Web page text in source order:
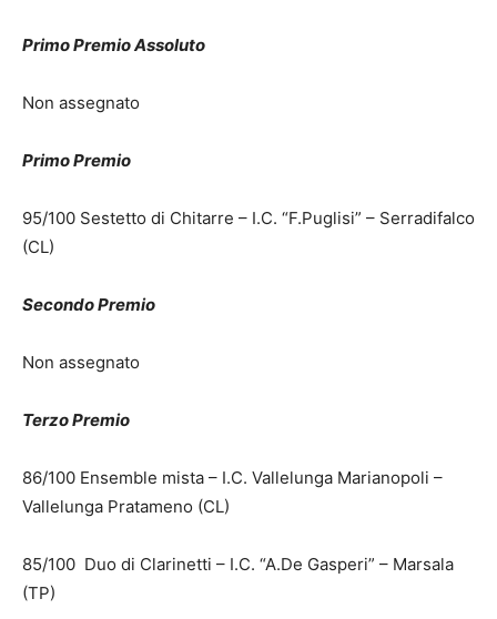
Primo Premio Assoluto
Non assegnato
Primo Premio
95/100 Sestetto di Chitarre – I.C. “F.Puglisi” – Serradifalco
(CL)
Secondo Premio
Non assegnato
Terzo Premio
86/100 Ensemble mista – I.C. Vallelunga Marianopoli –
Vallelunga Pratameno (CL)
85/100 Duo di Clarinetti – I.C. “A.De Gasperi” – Marsala
(TP)